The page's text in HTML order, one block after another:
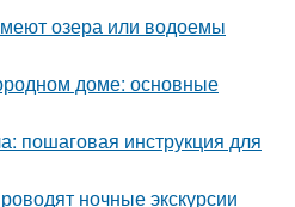
озера или водоемы
доме: основные
пошаговая инструкция для
ночные экскурсии